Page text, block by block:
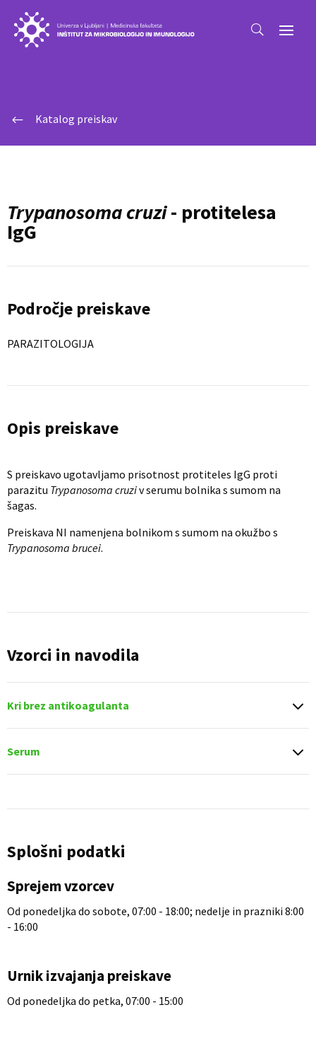
# Katalog preiskav
Trypanosoma cruzi- protitelesa
IgG
Področje preiskave
PARAZITOLOGIJA
Opis preiskave
S preiskavo ugotavljamo prisotnost protiteles IgG proti
parazitu Trypanosoma cruziv serumu bolnika s sumom na
šagas.
Preiskava NI namenjena bolnikom s sumom na okužbo s
Trypanosoma brucei.
Vzorci in navodila
Kri brez antikoagulanta
Serum
Splošni podatki
Sprejem vzorcev
Od ponedeljka do sobote, 07:00 - 18:00; nedelje in prazniki 8:00
- 16:00
Urnik izvajanja preiskave
Od ponedeljka do petka, 07:00 - 15:00